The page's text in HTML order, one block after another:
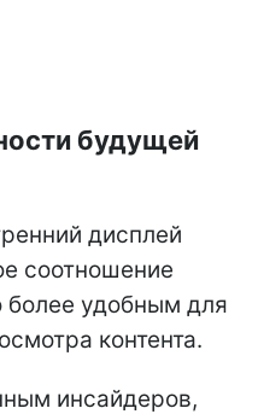
будущей
дисплей
соотношение
более удобным для
контента.
инсайдеров,